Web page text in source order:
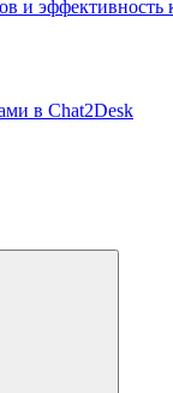
и эффективность
в Chat2Desk